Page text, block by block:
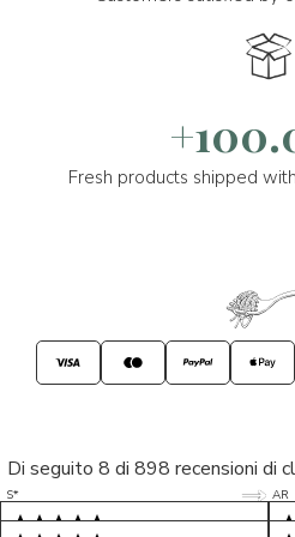
Fresh products shipped
Di seguito 8 di 898 recensioni di
S* 5/5
LP 5/5
M*
AR
D*
S*